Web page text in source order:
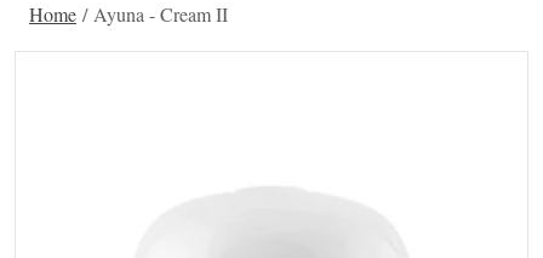
Home Ayuna - Cream II